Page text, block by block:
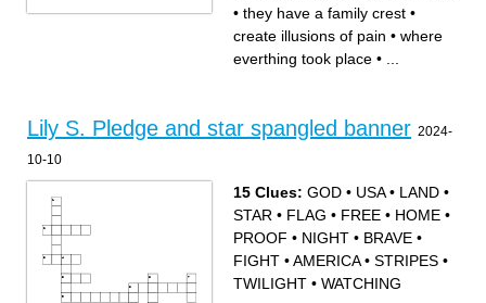
• they have a family crest •
create illusions of pain • where
everthing took place •
Lily S. Pledge and star spangled banner 2024-
10-10
15 Clues: GOD • USA• LAND •
STAR • FLAG • FREE • HOME •
PROOF • NIGHT • BRAVE •
FIGHT •AMERICA• STRIPES •
TWILIGHT • WATCHING